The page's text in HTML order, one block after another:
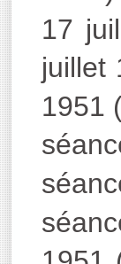
17
juillet
1951